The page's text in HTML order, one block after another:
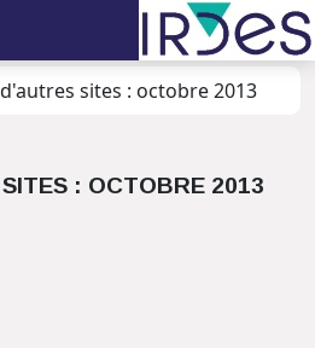
sites : octobre 2013
: OCTOBRE 2013